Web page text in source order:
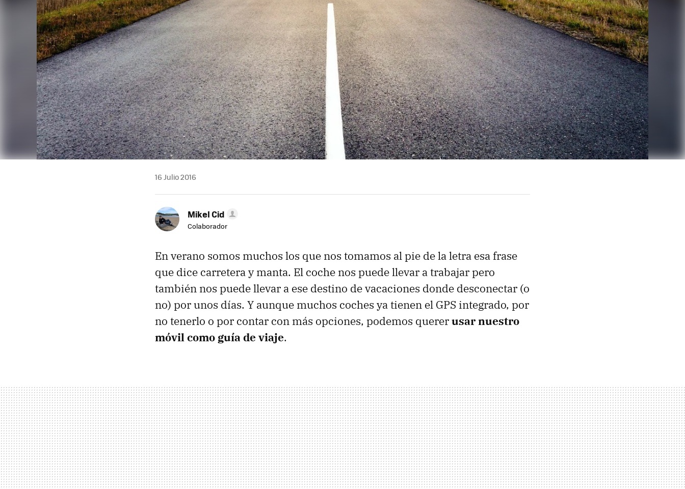
16 Julio 2016
Mikel Cid
Colaborador
En verano somos muchos los que nos tomamos al pie de la letra esa frase
que dice carretera y manta. El coche nos puede llevar a trabajar pero
también nos puede llevar a ese destino de vacaciones donde desconectar (o
no) por unos días. Y aunque muchos coches ya tienen el GPS integrado, por
no tenerlo o por contar con más opciones, podemos quererusar nuestro
móvil como guía de viaje.